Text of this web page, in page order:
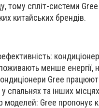
тому спліт-системи
китайських брендів.
менше енергії,
Gree
спальнях та інших
моделей: Gree пропонує